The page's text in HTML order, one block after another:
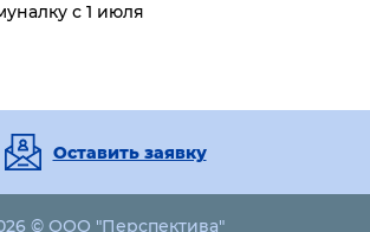
с 1 июля
Оставить заявку
© ООО "Перспектива"